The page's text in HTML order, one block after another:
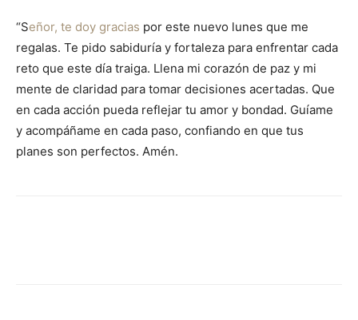
“Señor, te doy gracias por este nuevo lunes que me
regalas. Te pido sabiduría y fortaleza para enfrentar cada
reto que este día traiga. Llena mi corazón de paz y mi
mente de claridad para tomar decisiones acertadas. Que
en cada acción pueda reflejar tu amor y bondad. Guíame
y acompáñame en cada paso, confiando en que tus
planes son perfectos. Amén.